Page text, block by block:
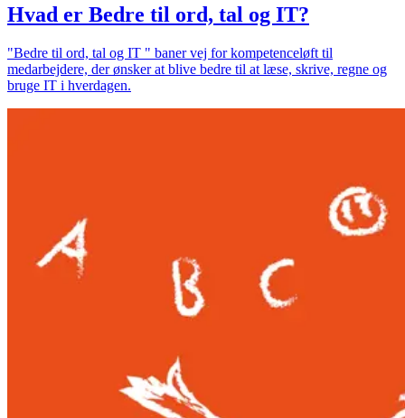
Hvad er Bedre til ord, tal og IT?
"Bedre til ord, tal og IT " baner vej for kompetenceløft til
medarbejdere, der ønsker at blive bedre til at læse, skrive, regne og
bruge IT i hverdagen.